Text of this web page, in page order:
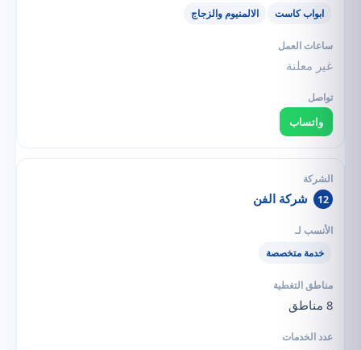
ابواب كاست الالمنيوم والزجاج
غير معلنة
واتساب
12 شركة الفن
خدمة متخصصة
8 مناطق